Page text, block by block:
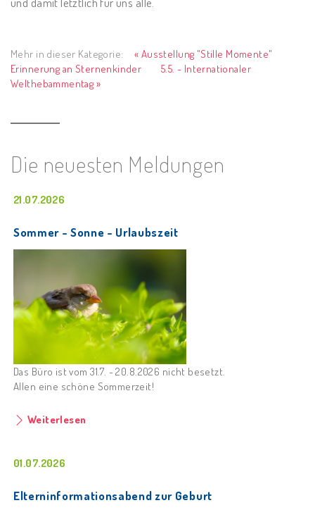
Mehr in dieser Kategorie:
« Ausstellung "Stille Momente"
Erinnerung an Sternenkinder
5.5. - Internationaler
Welthebammentag »
Die neuesten Meldungen
21.07.2026
Sommer - Sonne - Urlaubszeit
Das Büro ist vom 31.7. - 20.8.2026 nicht besetzt.
Allen eine schöne Sommerzeit!
Weiterlesen
01.07.2026
Elterninformationsabend zur Geburt